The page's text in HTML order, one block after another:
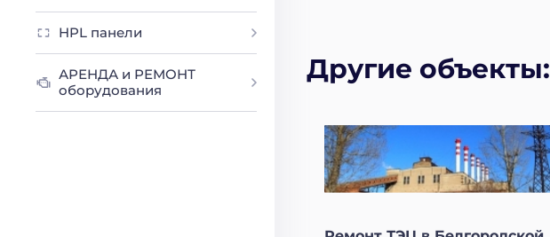
Другие объекты:
HPL панели
АРЕНДА и РЕМОНТ
оборудования